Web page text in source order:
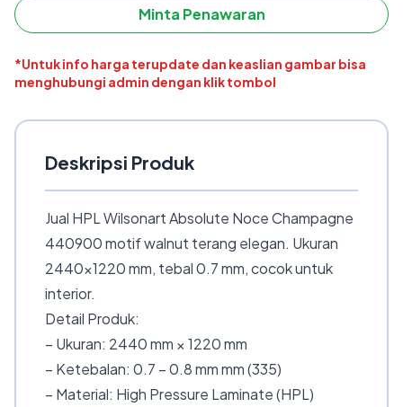
Minta Penawaran
*Untuk info harga terupdate dan keaslian gambar bisa
menghubungi admin dengan klik tombol
Deskripsi Produk
Jual HPL Wilsonart Absolute Noce Champagne
440900 motif walnut terang elegan. Ukuran
2440×1220 mm, tebal 0.7 mm, cocok untuk
interior.
Detail Produk:
– Ukuran: 2440 mm × 1220 mm
– Ketebalan: 0.7 – 0.8 mm mm (335)
– Material: High Pressure Laminate (HPL)